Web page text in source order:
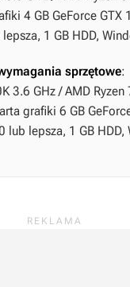
4 GB GeForce GTX
1 GB HDD,
sprzętowe:
3.6 GHz / AMD Ryzen
grafiki 6 GB
lub lepsza, 1 GB